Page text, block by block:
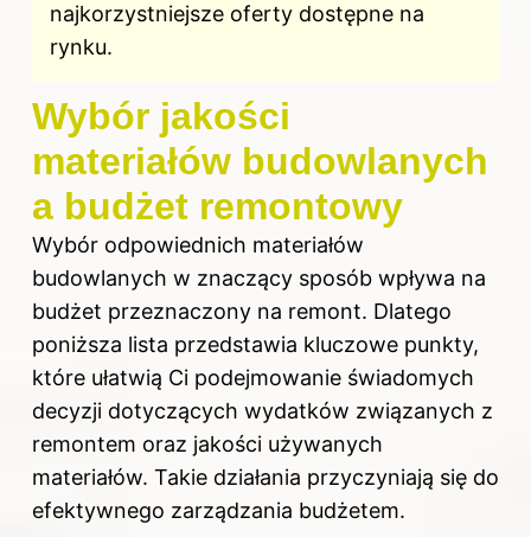
najkorzystniejsze oferty dostępne na
rynku.
Wybór jakości
materiałów budowlanych
a budżet remontowy
Wybór odpowiednich materiałów
budowlanych w znaczący sposób wpływa na
budżet przeznaczony na remont. Dlatego
poniższa lista przedstawia kluczowe punkty,
które ułatwią Ci podejmowanie świadomych
decyzji dotyczących wydatków związanych z
remontem oraz jakości używanych
materiałów. Takie działania przyczyniają się do
efektywnego zarządzania budżetem.